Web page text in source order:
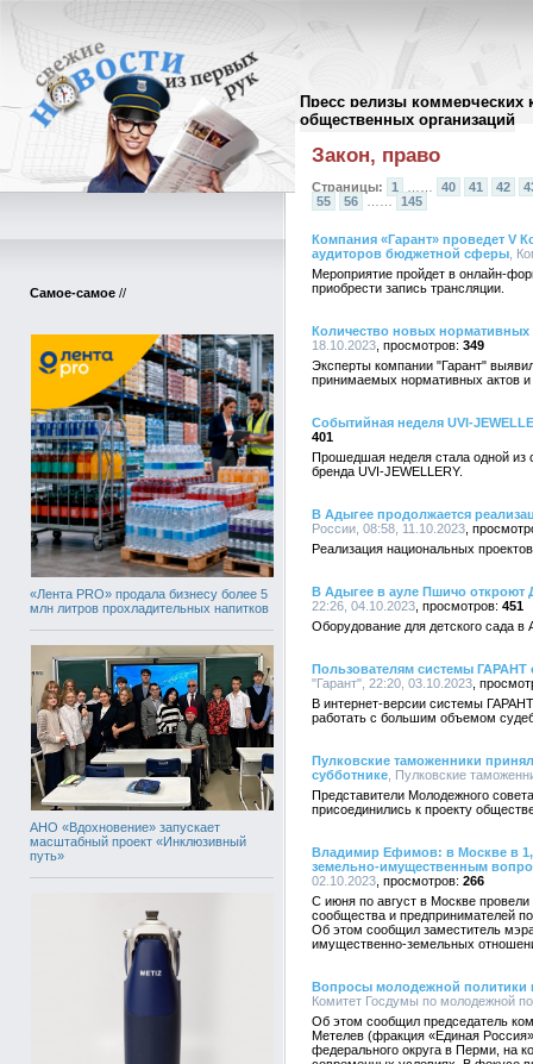
Пресс релизы коммерческих
общественных организаций
Самое-самое //
«Лента PRO» продала бизнесу более 5
млн литров прохладительных напитков
АНО «Вдохновение» запускает
масштабный проект «Инклюзивный
путь»
Архив пресс-релизов//
Закон, право
Страницы: 1 40 41 42
55
56 …… 145
Компания «Гарант» проведет V
аудиторов бюджетной сферы ,
Мероприятие пройдет в онлайн-
приобрести запись трансляции.
Количество новых нормативных
18.10.2023
349
Эксперты компании "Гарант"
принимаемых нормативных актов
Событийная неделя UVI-
401
Прошедшая неделя стала одной
бренда UVI-JEWELLERY.
В Адыгее продолжается
России, 08:58, 11.10.2023
Реализация национальных
В Адыгее в ауле Пшичо откроют
22:26, 04.10.2023
451
Оборудование для детского сада
Пользователям системы
"Гарант", 22:20, 03.10.2023
В интернет-версии системы
работать с большим объемом
Пулковские таможенники
субботнике , Пулковские
Представители Молодежного
присоединились к проекту
Владимир Ефимов: в Москве в
земельно-имущественным
02.10.2023
266
С июня по август в Москве
сообщества и предпринимателей
Об этом сообщил заместитель
имущественно-земельных
Вопросы молодежной политики
Комитет Госдумы по молодежной
Об этом сообщил председатель
Метелев (фракция «Единая
федерального округа в Перми, на